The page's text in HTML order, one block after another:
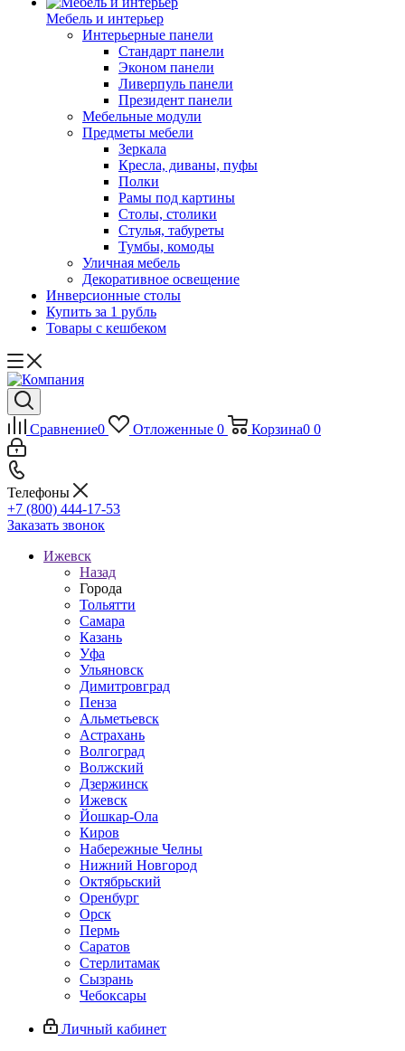
Мебель и интерьер
Интерьерные панели
Стандарт панели
Эконом панели
Ливерпуль панели
Президент панели
Мебельные модули
Предметы мебели
Зеркала
Кресла, диваны, пуфы
Полки
Рамы под картины
Столы, столики
Стулья, табуреты
Тумбы, комоды
Уличная мебель
Декоративное освещение
Инверсионные столы
Купить за 1 рубль
Товары с кешбеком
Сравнение0 Отложенные 0 Корзина0 0
Телефоны
+7 (800) 444-17-53
Заказать звонок
Ижевск
Назад
Города
Тольятти
Самара
Казань
Уфа
Ульяновск
Димитровград
Пенза
Альметьевск
Астрахань
Волгоград
Волжский
Дзержинск
Ижевск
Йошкар-Ола
Киров
Набережные Челны
Нижний Новгород
Октябрьский
Оренбург
Орск
Пермь
Саратов
Стерлитамак
Сызрань
Чебоксары
Личный кабинет